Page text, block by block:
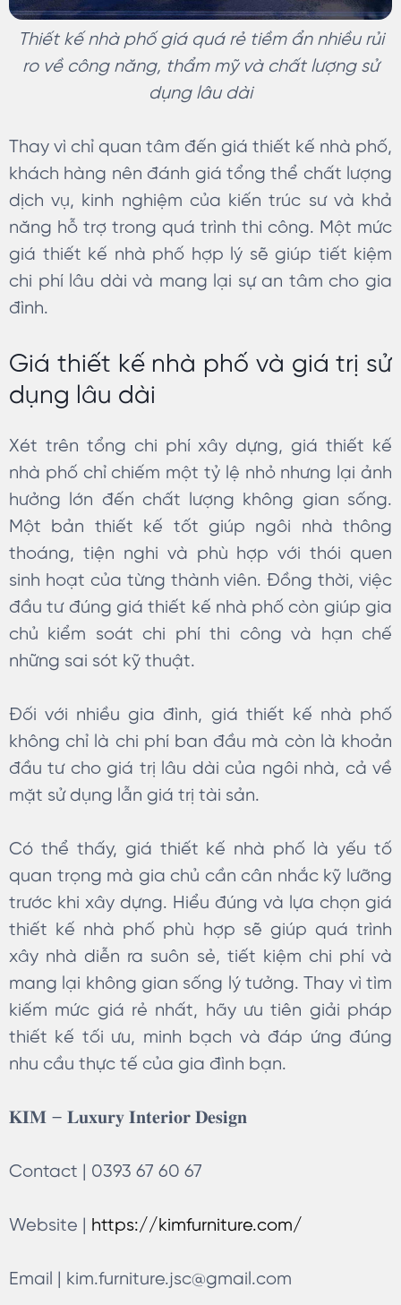
Thiết kế nhà phố giá quá rẻ tiềm ẩn nhiều rủi
ro về công năng, thẩm mỹ và chất lượng sử
dụng lâu dài
Thay vì chỉ quan tâm đến giá thiết kế nhà phố,
khách hàng nên đánh giá tổng thể chất lượng
dịch vụ, kinh nghiệm của kiến trúc sư và khả
năng hỗ trợ trong quá trình thi công. Một mức
giá thiết kế nhà phố hợp lý sẽ giúp tiết kiệm
chi phí lâu dài và mang lại sự an tâm cho gia
đình.
Giá thiết kế nhà phố và giá trị sử
dụng lâu dài
Xét trên tổng chi phí xây dựng, giá thiết kế
nhà phố chỉ chiếm một tỷ lệ nhỏ nhưng lại ảnh
hưởng lớn đến chất lượng không gian sống.
Một bản thiết kế tốt giúp ngôi nhà thông
thoáng, tiện nghi và phù hợp với thói quen
sinh hoạt của từng thành viên. Đồng thời, việc
đầu tư đúng giá thiết kế nhà phố còn giúp gia
chủ kiểm soát chi phí thi công và hạn chế
những sai sót kỹ thuật.
Đối với nhiều gia đình, giá thiết kế nhà phố
không chỉ là chi phí ban đầu mà còn là khoản
đầu tư cho giá trị lâu dài của ngôi nhà, cả về
mặt sử dụng lẫn giá trị tài sản.
Có thể thấy, giá thiết kế nhà phố là yếu tố
quan trọng mà gia chủ cần cân nhắc kỹ lưỡng
trước khi xây dựng. Hiểu đúng và lựa chọn giá
thiết kế nhà phố phù hợp sẽ giúp quá trình
xây nhà diễn ra suôn sẻ, tiết kiệm chi phí và
mang lại không gian sống lý tưởng. Thay vì tìm
kiếm mức giá rẻ nhất, hãy ưu tiên giải pháp
thiết kế tối ưu, minh bạch và đáp ứng đúng
nhu cầu thực tế của gia đình bạn.
𝐊𝐈𝐌 – 𝐋𝐮𝐱𝐮𝐫𝐲 𝐈𝐧𝐭𝐞𝐫𝐢𝐨𝐫 𝐃𝐞𝐬𝐢𝐠𝐧
Contact | 0393 67 60 67
Website | https://kimfurniture.com/
Email | kim.furniture.jsc@gmail.com